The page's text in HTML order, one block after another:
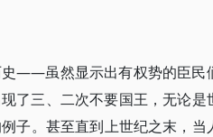
——虽然显示出有权势的臣民
三、二次不要国王，无论是
子。甚至直到上世纪之末，